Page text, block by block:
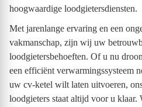
hoogwaardige loodgietersdiensten.
Met jarenlange ervaring en een
vakmanschap, zijn wij uw
loodgietersbehoeften. Of u nu
een efficiënt verwarmingssysteem
uw cv-ketel wilt laten uitvoeren,
loodgieters staat altijd voor u klaar.